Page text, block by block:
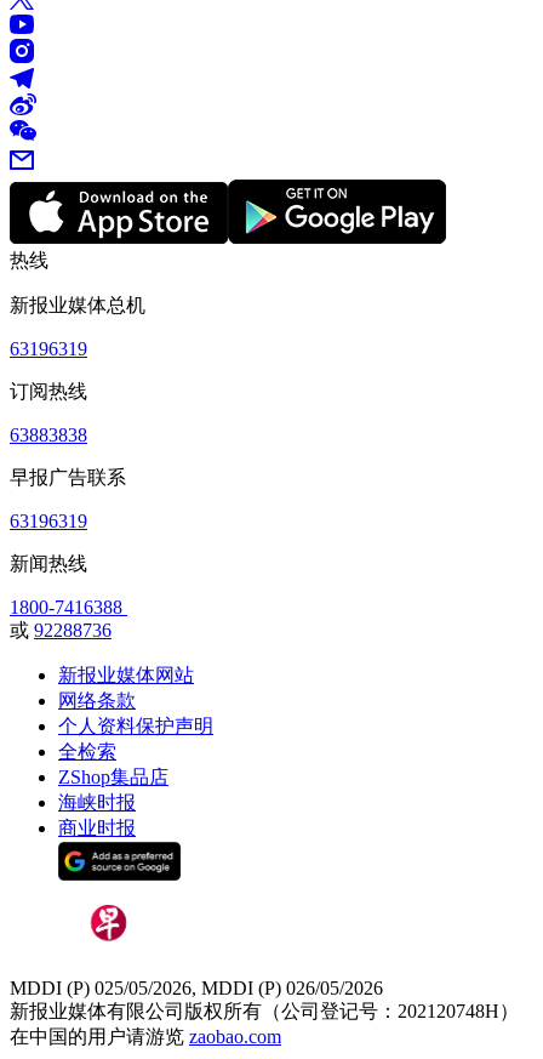
热线
新报业媒体总机
63196319
订阅热线
63883838
早报广告联系
63196319
新闻热线
1800-7416388
或 92288736
新报业媒体网站
网络条款
个人资料保护声明
全检索
ZShop集品店
海峡时报
商业时报
MDDI (P) 025/05/2026, MDDI (P) 026/05/2026
新报业媒体有限公司版权所有（公司登记号：202120748H）
在中国的用户请游览 zaobao.com